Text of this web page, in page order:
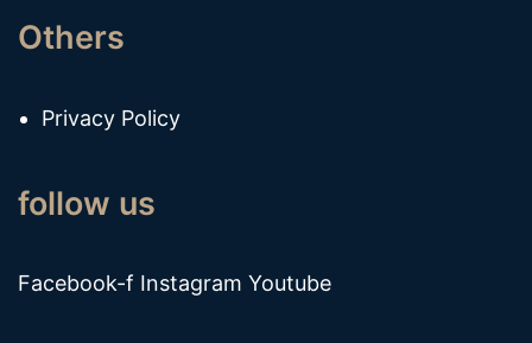
Others
Privacy Policy
follow us
Facebook-f Instagram Youtube